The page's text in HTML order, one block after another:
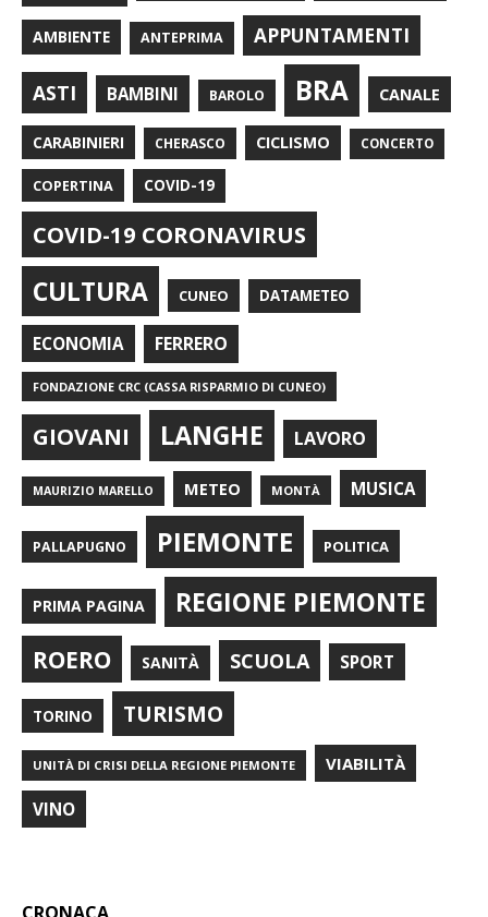
AMBIENTE ANTEPRIMA APPUNTAMENTI
ASTI BAMBINI BAROLO BRA CANALE
CARABINIERI CHERASCO CICLISMO CONCERTO
COPERTINA COVID-19
COVID-19 CORONAVIRUS
CULTURA CUNEO DATAMETEO
ECONOMIA FERRERO
FONDAZIONE CRC (CASSA RISPARMIO DI CUNEO)
GIOVANI LANGHE LAVORO
MAURIZIO MARELLO METEO MONTÀ MUSICA
PALLAPUGNO PIEMONTE POLITICA
PRIMA PAGINA REGIONE PIEMONTE
ROERO SANITÀ SCUOLA SPORT
TORINO TURISMO
UNITÀ DI CRISI DELLA REGIONE PIEMONTE VIABILITÀ
VINO